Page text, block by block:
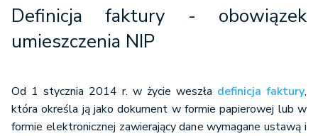
Definicja faktury - obowiązek
umieszczenia NIP
Od 1 stycznia 2014 r. w życie weszła definicja faktury,
która określa ją jako dokument w formie papierowej lub w
formie elektronicznej zawierający dane wymagane ustawą i